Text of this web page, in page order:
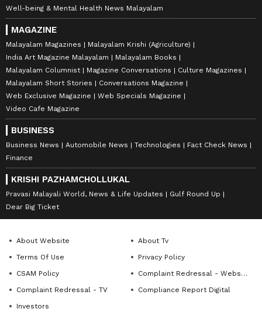
Well-being & Mental Health News Malayalam
MAGAZINE
Malayalam Magazines
Malayalam Krishi (Agriculture)
India Art Magazine Malayalam
Malayalam Books
Malayalam Columnist
Magazine Conversations
Culture Magazines
Malayalam Short Stories
Conversations Magazine
Web Exclusive Magazine
Web Specials Magazine
Video Cafe Magazine
BUSINESS
Business News Automobile News Technologies
Fact Check News
Finance
KRISHI PAZHAMCHOLLUKAL
Pravasi Malayali World, News & Life Updates
Gulf Round Up
Dear Big Ticket
About Website
About Tv
Terms Of Use
Privacy Policy
CSAM Policy
Complaint Redressal - Website
Complaint Redressal - TV
Compliance Report Digital
Investors